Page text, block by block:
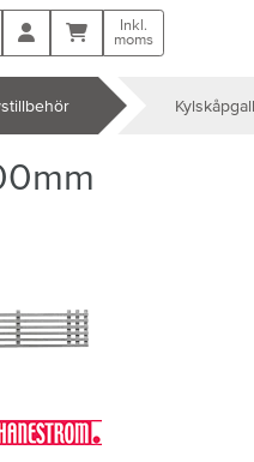
Kundvagn
Inkl.
moms